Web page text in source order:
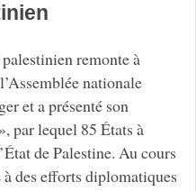
remonte à
nationale
et a présenté son
par lequel 85 États à
de Palestine. Au cours
des efforts diplomatiques